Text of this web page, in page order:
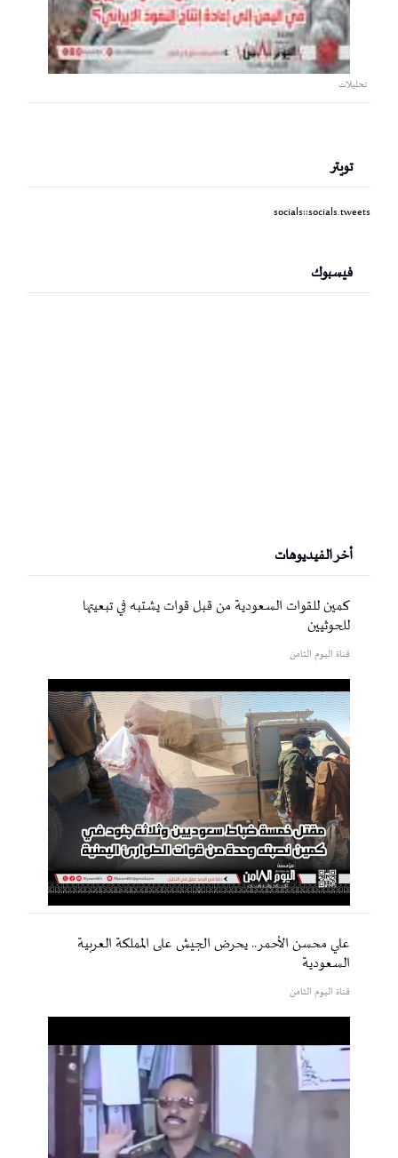
تحليلات
تويتر
socials::socials.tweets
فيسبوك
أخر الفيديوهات
كمين للقوات السعودية من قبل قوات يشتبه في تبعيتها
للحوثيين
قناة اليوم الثامن
علي محسن الأحمر.. يحرض الجيش على المملكة العربية
السعودية
قناة اليوم الثامن